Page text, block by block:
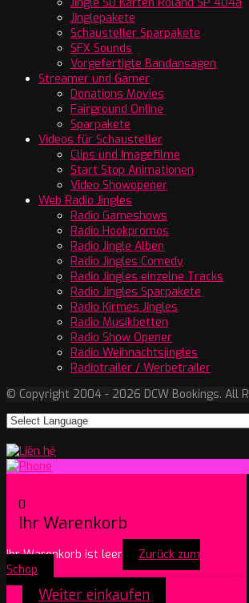
Jinglepakete
Schausteller Sparpakete
SFX Sounds
Vorgefertigte Bandansagen
Streamer und Gamer
Donations Movies
Fairground Online
Sparpakete
Videos für Schausteller
Clips und Imagefilme
Start Stop Animationen
Video Showopener
Web Radio Jingles
Radio Gameshows
Radio Hookpromos
Radio Jingle Alben
Radio Jingles Comedy
Radio Jingles einzelne Tracks
Radio Jingles Sparpakete
Radio Kirmes Jingles
Radio Musikbetten
Radio Show Opener
Radio Weihnachtsjingles
Radiotrailer / Werbetrailer
© Copyright 2004 - 2026 DCW Bookings. All
0
Ihr Warenkorb
Ihr Warenkorb ist leer
Zurück zum
Schop
Weiter einkaufen